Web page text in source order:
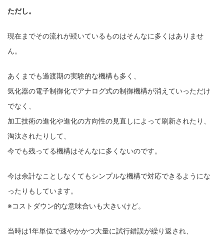
ただし。
現在までその流れが続いているものはそんなに多くはありませ
ん。
あくまでも過渡期の実験的な機構も多く、
気化器の電子制御化でアナログ式の制御機構が消えていっただけ
でなく、
加工技術の進化や進化の方向性の見直しによって刷新されたり、
淘汰されたりして、
今でも残ってる機構はそんなに多くないのです。
今は余計なことしなくてもシンプルな機構で対応できるようにな
ったりもしています。
※コストダウン的な意味合いも大きいけど。
当時は1年単位で速やかかつ大量に試行錯誤が繰り返され、